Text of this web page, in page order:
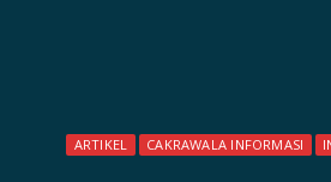
ARTIKEL CAKRAWALA INFORMASI